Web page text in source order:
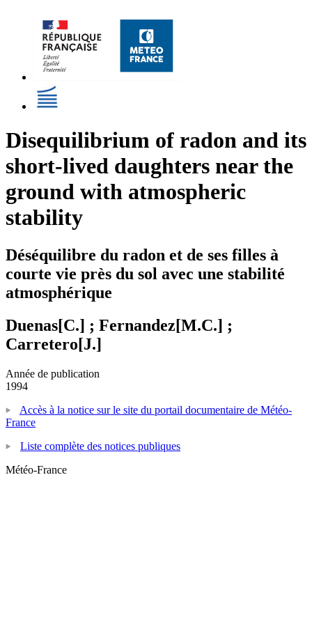
Disequilibrium of radon and its
short-lived daughters near the
ground with atmospheric
stability
Déséquilibre du radon et de ses filles à
courte vie près du sol avec une stabilité
atmosphérique
Duenas[C.] ; Fernandez[M.C.] ;
Carretero[J.]
Année de publication
1994
Accès à la notice sur le site du portail documentaire de Météo-
France
Liste complète des notices publiques
Météo-France